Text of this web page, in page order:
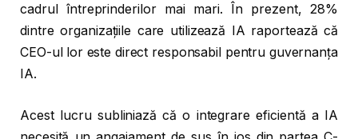
cadrul întreprinderilor mai mari. În prezent, 28%
dintre organizațiile care utilizează IA raportează că
CEO-ul lor este direct responsabil pentru guvernanța
IA.
Acest lucru subliniază că o integrare eficientă a IA